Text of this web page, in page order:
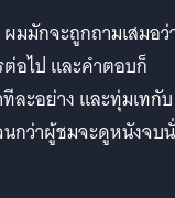
มักจะถูกถามเสมอว่
ต่อไป และคำตอบก็
ละอย่าง และทุ่มเทกับ
กว่าผู้ชมจะดูหนังจบ